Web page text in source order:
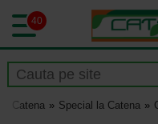
40
Catena Special la Catena